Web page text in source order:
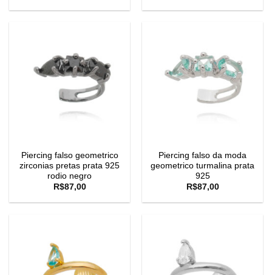
Piercing falso geometrico
zirconias pretas prata 925
rodio negro
R$87,00
Piercing falso da moda
geometrico turmalina prata
925
R$87,00